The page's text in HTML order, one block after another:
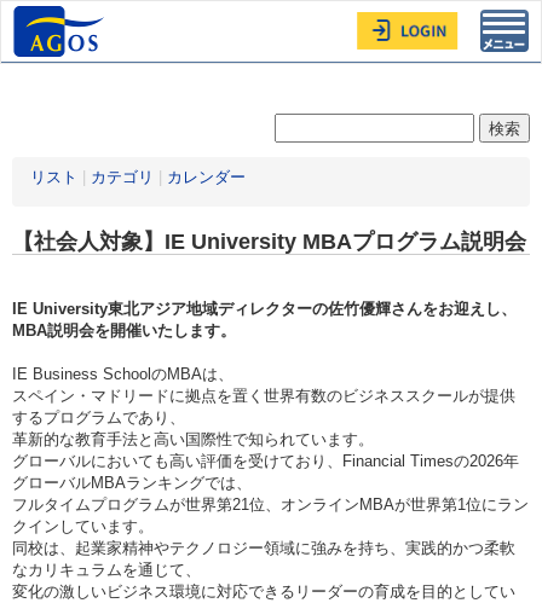
リスト カテゴリ カレンダー
【社会人対象】IE University MBAプログラム説明会
IE University東北アジア地域ディレクターの佐竹優輝さんをお迎えし、
MBA説明会を開催いたします。
IE Business SchoolのMBAは、
スペイン・マドリードに拠点を置く世界有数のビジネススクールが提供
するプログラムであり、
革新的な教育手法と高い国際性で知られています。
グローバルにおいても高い評価を受けており、Financial Timesの2026年
グローバルMBAランキングでは、
フルタイムプログラムが世界第21位、オンラインMBAが世界第1位にラン
クインしています。
同校は、起業家精神やテクノロジー領域に強みを持ち、実践的かつ柔軟
なカリキュラムを通じて、
変化の激しいビジネス環境に対応できるリーダーの育成を目的としてい